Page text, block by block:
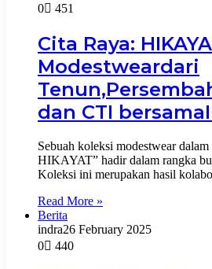
0
451
Cita Raya:
Modestweardari
dan CTI
Sebuah koleksi modestwear
HIKAYAT” hadir dalam rangka
Koleksi ini merupakan hasil
Read More »
Berita
indra26 February 2025
0
440